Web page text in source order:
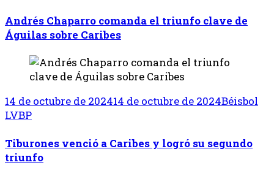
Andrés Chaparro comanda el triunfo clave de
Águilas sobre Caribes
14 de octubre de 202414 de octubre de 2024Béisbol
LVBP
Tiburones venció a Caribes y logró su segundo
triunfo